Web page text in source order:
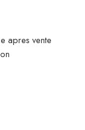
apres vente